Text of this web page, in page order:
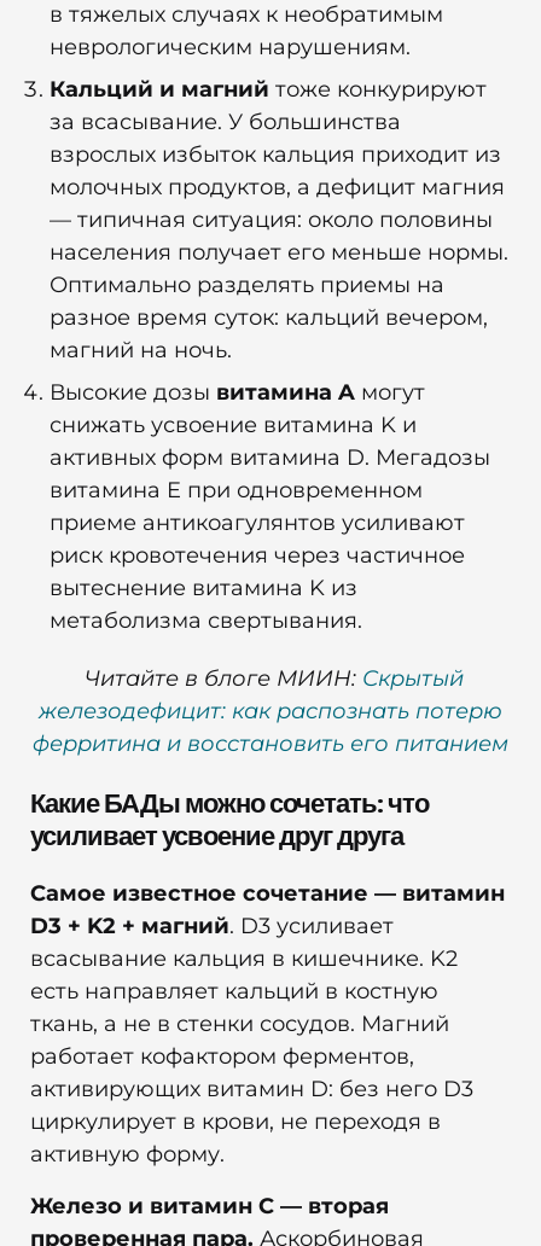
в тяжелых случаях к необратимым
неврологическим нарушениям.
Кальций и магний тоже конкурируют
за всасывание. У большинства
взрослых избыток кальция приходит из
молочных продуктов, а дефицит магния
— типичная ситуация: около половины
населения получает его меньше нормы.
Оптимально разделять приемы на
разное время суток: кальций вечером,
магний на ночь.
Высокие дозы витамина A могут
снижать усвоение витамина K и
активных форм витамина D. Мегадозы
витамина E при одновременном
приеме антикоагулянтов усиливают
риск кровотечения через частичное
вытеснение витамина K из
метаболизма свертывания.
Читайте в блоге МИИН: Скрытый
железодефицит: как распознать потерю
ферритина и восстановить его питанием
Какие БАДы можно сочетать: что
усиливает усвоение друг друга
Самое известное сочетание — витамин
D3 + K2 + магний. D3 усиливает
всасывание кальция в кишечнике. K2
есть направляет кальций в костную
ткань, а не в стенки сосудов. Магний
работает кофактором ферментов,
активирующих витамин D: без него D3
циркулирует в крови, не переходя в
активную форму.
Железо и витамин C — вторая
проверенная пара. Аскорбиновая